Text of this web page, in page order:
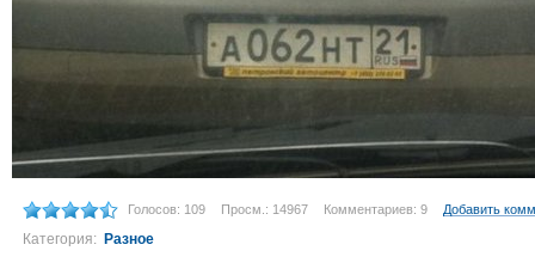
Голосов: 109 Просм.: 14967 Комментариев: 9 Добавить
Категория: Разное